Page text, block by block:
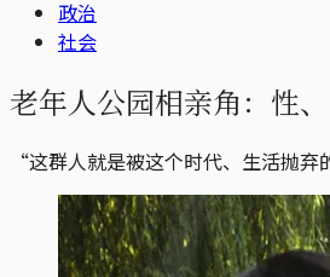
政治
社会
老年人公园相亲角：性
“这群人就是被这个时代、生活抛弃